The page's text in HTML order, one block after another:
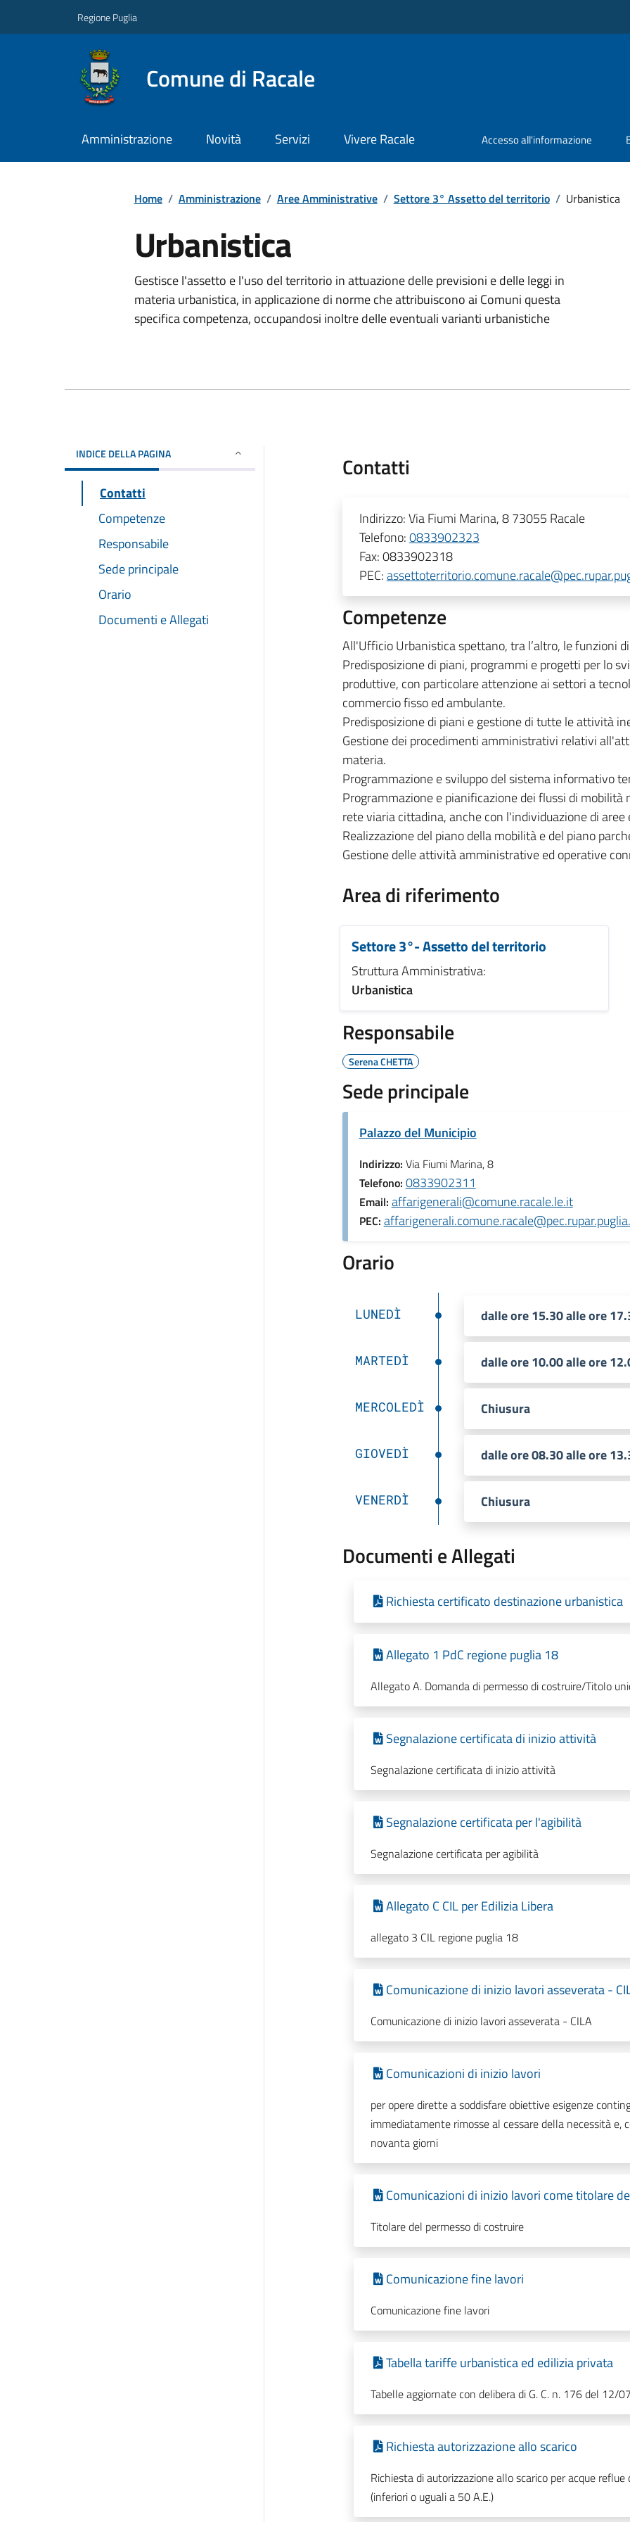
Regione Puglia
Comune di Racale
Amministrazione Novità Servizi Vivere Racale Accesso all'informazione
Home / Amministrazione / Aree Amministrative / Settore 3° Assetto del territorio / Urbanistica
Urbanistica
Gestisce l'assetto e l'uso del territorio in attuazione delle previsioni e delle leggi in
materia urbanistica, in applicazione di norme che attribuiscono ai Comuni questa
specifica competenza, occupandosi inoltre delle eventuali varianti urbanistiche
INDICE DELLA PAGINA
Contatti
Competenze
Responsabile
Sede principale
Orario
Documenti e Allegati
Contatti
Indirizzo:Via Fiumi Marina, 8 73055 Racale
Telefono:0833902323
Fax:0833902318
PEC:
Competenze
All'Ufficio Urbanistica spettano, tra l’altro, le funzioni
Predisposizione di piani, programmi e progetti per lo
produttive, con particolare attenzione ai settori a
commercio fisso ed ambulante.
Predisposizione di piani e gestione di tutte le attività
Gestione dei procedimenti amministrativi relativi
materia.
Programmazione e sviluppo del sistema informativo
Programmazione e pianificazione dei flussi di
rete viaria cittadina, anche con l'individuazione di
Realizzazione del piano della mobilità e del piano
Gestione delle attività amministrative ed operative
Area di riferimento
Settore 3°- Assetto del territorio
Struttura Amministrativa:
Urbanistica
Responsabile
Serena CHETTA
Sede principale
Palazzo del Municipio
Indirizzo: Via Fiumi Marina, 8
Telefono: 0833902311
Email: affarigenerali@comune.racale.le.it
PEC:
Orario
LUNEDÌ dalle ore 15.30 alle ore
MARTEDÌ dalle ore 10.00 alle ore
MERCOLEDÌ Chiusura
GIOVEDÌ dalle ore 08.30 alle ore
VENERDÌ Chiusura
Documenti e Allegati
Richiesta certificato destinazione urbanistica
Allegato 1 PdC regione puglia 18
Allegato A. Domanda di permesso di costruire/Titolo
Segnalazione certificata di inizio attività
Segnalazione certificata di inizio attività
Segnalazione certificata per l'agibilità
Segnalazione certificata per agibilità
Allegato C CIL per Edilizia Libera
allegato 3 CIL regione puglia 18
Comunicazione di inizio lavori asseverata -
Comunicazione di inizio lavori asseverata - CILA
Comunicazioni di inizio lavori
per opere dirette a soddisfare obiettive esigenze
immediatamente rimosse al cessare della necessità
novanta giorni
Comunicazioni di inizio lavori come titolare
Titolare del permesso di costruire
Comunicazione fine lavori
Comunicazione fine lavori
Tabella tariffe urbanistica ed edilizia privata
Tabelle aggiornate con delibera di G. C. n. 176 del 12/
Richiesta autorizzazione allo scarico
Richiesta di autorizzazione allo scarico per acque
(inferiori o uguali a 50 A.E.)